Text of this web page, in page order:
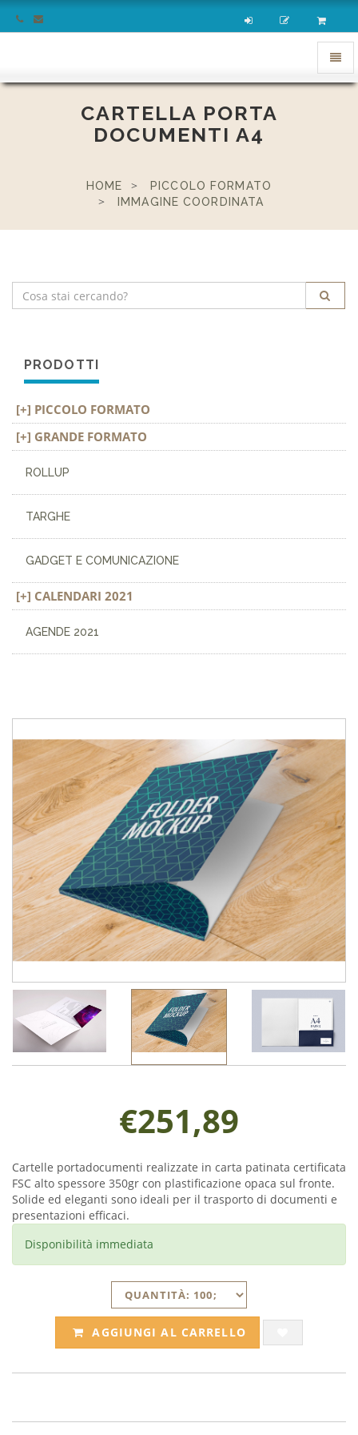
Apri
menu
CARTELLA PORTA
DOCUMENTI A4
HOME
PICCOLO FORMATO
IMMAGINE COORDINATA
PRODOTTI
PICCOLO FORMATO
GRANDE FORMATO
ROLLUP
TARGHE
GADGET E COMUNICAZIONE
CALENDARI 2021
AGENDE 2021
€251,89
Cartelle portadocumenti realizzate in carta patinata certificata
FSC alto spessore 350gr con plastificazione opaca sul fronte.
Solide ed eleganti sono ideali per il trasporto di documenti e
presentazioni efficaci.
Disponibilità immediata
AGGIUNGI AL CARRELLO